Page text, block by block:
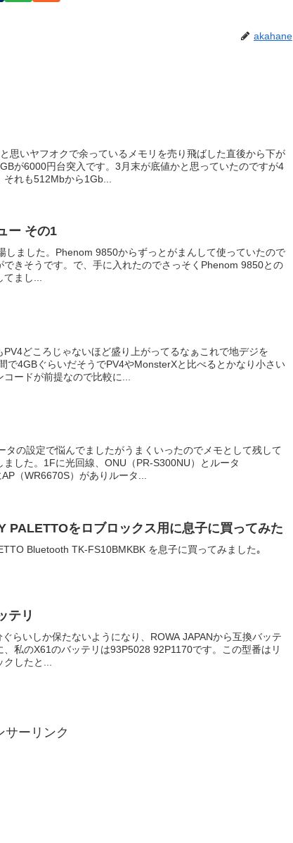
akahane
思いヤフオクで余っているメモリを売り飛ばした直後から下が
が6000円台突入です。3月末が底値かと思っていたのですが4
れも512Mbから1Gb...
ー その1
しました。Phenom 9850からずっとがまんして使っていたので
きそうです。で、手に入れたのでさっそくPhenom 9850との
まし...
どころじゃないほど盛り上がってるなぁこれで地デジを
で4GBぐらいだそうでPV4やMonsterXと比べるとかなり小さい
ードが前提なので比較に...
タの設定で悩んでましたがうまくいったのでメモとして残して
した。1Fに光回線、ONU（PR-S300NU）とルータ
（WR6670S）がありルータ...
PALETTOをロブロックス用に息子に買ってみた
Bluetooth TK-FS10BMKBK を息子に買ってみました｡
テリ
らいしか保たないようになり、ROWA JAPANから互換バッテ
、私のX61のバッテリは93P5028 92P1170です。この型番はリ
したと...
サーリンク